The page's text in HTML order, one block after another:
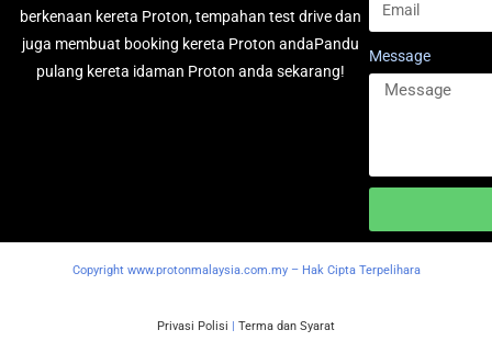
berkenaan kereta Proton, tempahan test drive dan
juga membuat booking kereta Proton andaPandu
pulang kereta idaman Proton anda sekarang!
Message
Copyright www.protonmalaysia.com.my – Hak Cipta Terpelihara
Privasi Polisi Terma dan Syarat